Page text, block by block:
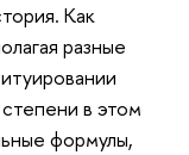
Как
разные
в этом
формулы,